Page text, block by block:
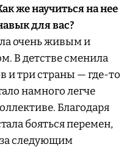
же научиться на нее
для вас?
очень живым и
В детстве сменила
и три страны — где-то
намного легче
Благодаря
бояться перемен,
за следующим